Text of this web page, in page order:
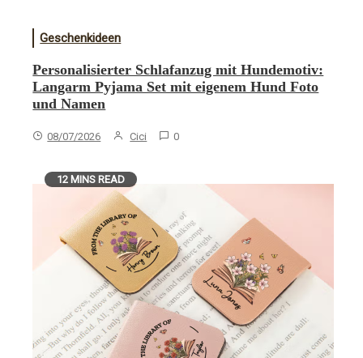
Geschenkideen
Personalisierter Schlafanzug mit Hundemotiv:
Langarm Pyjama Set mit eigenem Hund Foto
und Namen
08/07/2026 Cici 0
12 MINS READ